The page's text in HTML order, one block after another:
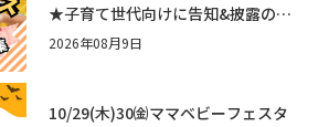
★子育て世代向けに告知&披露の場
として♪ステージ又はブース出店
2026年08月9日
10/29(木)30㈮ママベビーフェスタ